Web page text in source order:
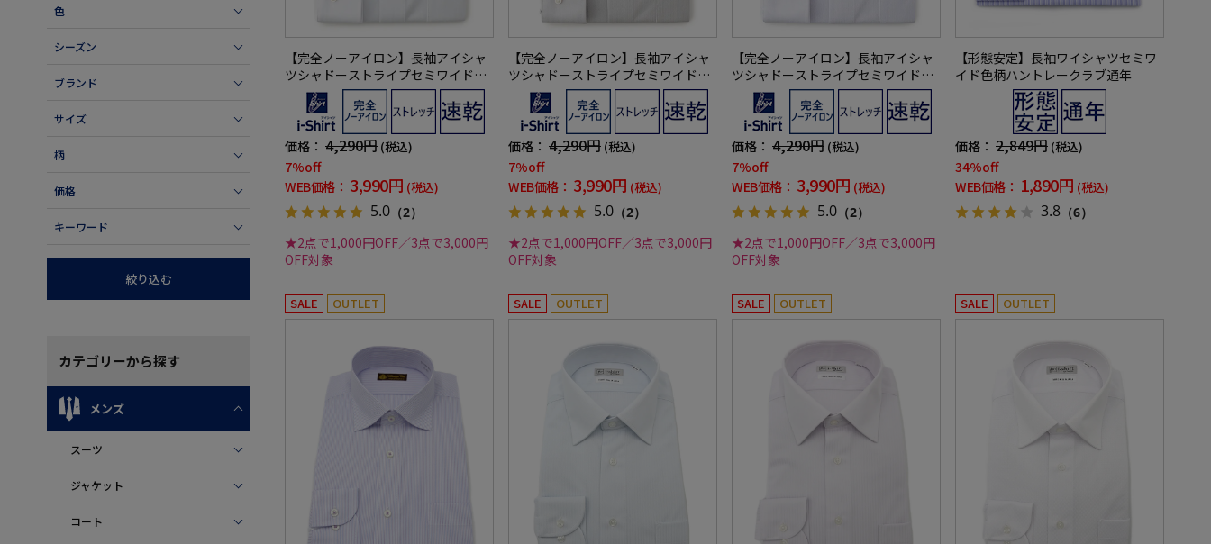
色
シーズン
ブランド
サイズ
柄
価格
キーワード
絞り込む
カテゴリーから探す
メンズ
スーツ
ジャケット
コート
【完全ノーアイロン】長袖アイシャ
ツシャドーストライプセミワイド形
態安定ストレッチ吸汗速乾ワイシャ
ツ通年
価格： 4,290円 (税込)
7%off
WEB価格： 3,990円 (税込)
5.0 （2）
★2点で1,000円OFF／3点で3,000円
OFF対象
【完全ノーアイロン】長袖アイシャ
ツシャドーストライプセミワイド形
態安定ストレッチ吸汗速乾ワイシャ
ツ通年
価格： 4,290円 (税込)
7%off
WEB価格： 3,990円 (税込)
5.0 （2）
★2点で1,000円OFF／3点で3,000円
OFF対象
【完全ノーアイロン】長袖アイシャ
ツシャドーストライプセミワイド形
態安定ストレッチ吸汗速乾ワイシャ
ツ通年
価格： 4,290円 (税込)
7%off
WEB価格： 3,990円 (税込)
5.0 （2）
★2点で1,000円OFF／3点で3,000円
OFF対象
【形態安定】長袖ワイシャツセミワ
イド色柄ハントレークラブ通年
価格： 2,849円 (税込)
34%off
WEB価格： 1,890円 (税込)
3.8 （6）
SALE OUTLET SALE OUTLET SALE OUTLET SALE OUTLET